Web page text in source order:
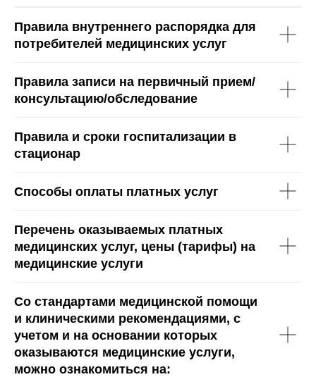
Правила внутреннего распорядка для
потребителей медицинских услуг
Правила записи на первичный прием/
консультацию/обследование
Правила и сроки госпитализации в
стационар
Способы оплаты платных услуг
Перечень оказываемых платных
медицинских услуг, цены (тарифы) на
медицинские услуги
Со стандартами медицинской помощи
и клиническими рекомендациями, с
учетом и на основании которых
оказываются медицинские услуги,
можно ознакомиться на: